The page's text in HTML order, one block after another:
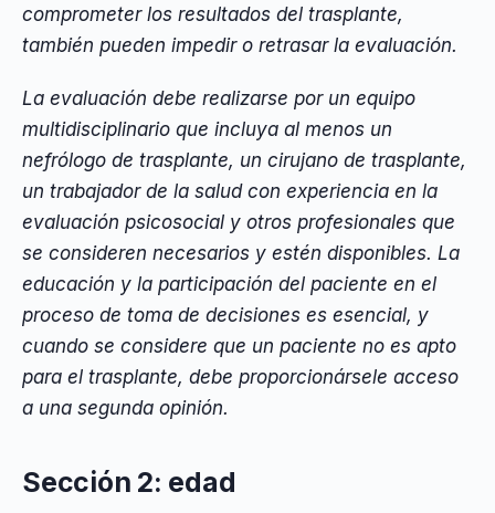
comprometer los resultados del trasplante,
también pueden impedir o retrasar la evaluación.
La evaluación debe realizarse por un equipo
multidisciplinario que incluya al menos un
nefrólogo de trasplante, un cirujano de trasplante,
un trabajador de la salud con experiencia en la
evaluación psicosocial y otros profesionales que
se consideren necesarios y estén disponibles. La
educación y la participación del paciente en el
proceso de toma de decisiones es esencial, y
cuando se considere que un paciente no es apto
para el trasplante, debe proporcionársele acceso
a una segunda opinión.
Sección 2: edad